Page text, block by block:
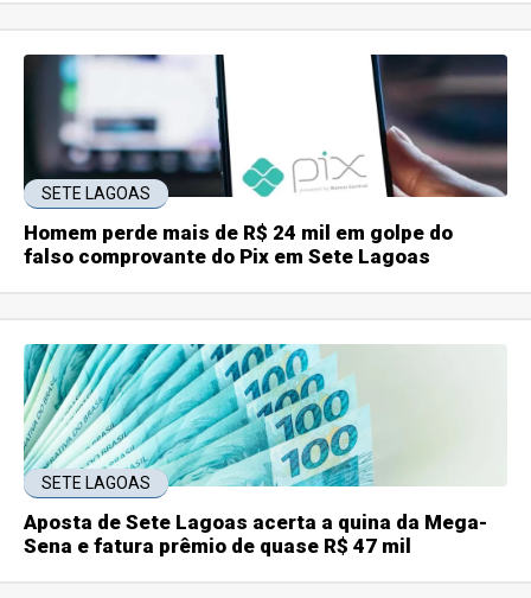
SETE LAGOAS
Homem perde mais de R$ 24 mil em golpe do
falso comprovante do Pix em Sete Lagoas
SETE LAGOAS
Aposta de Sete Lagoas acerta a quina da Mega-
Sena e fatura prêmio de quase R$ 47 mil